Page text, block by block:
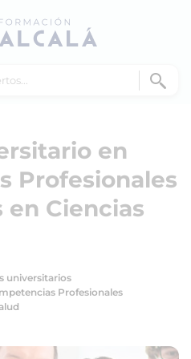
en
Profesionales
en Ciencias
universitarios
Profesionales